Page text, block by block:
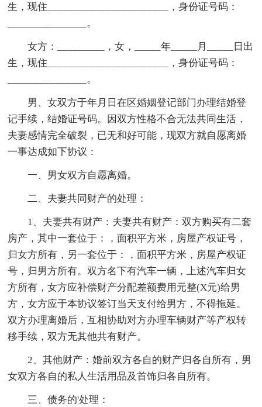
生，现住_______________________，身份证号码：
_______________。
女方：_________，女，_____年_____月_____日出
生，现住_______________________，身份证号码：
_______________。
男、女双方于年月日在区婚姻登记部门办理结婚登
记手续，结婚证号码。因双方性格不合无法共同生活，
夫妻感情完全破裂，已无和好可能，现双方就自愿离婚
一事达成如下协议：
一、男女双方自愿离婚。
二、夫妻共同财产的处理：
1、夫妻共有财产：夫妻共有财产：双方购买有二套
房产，其中一套位于：，面积平方米，房屋产权证号，
归女方所有，另一套位于：，面积平方米，房屋产权证
号，归男方所有。双方名下有汽车一辆，上述汽车归女
方所有，女方应补偿财产分配差额费用元整(X元)给男
方，女方应于本协议签订当天支付给男方，不得拖延。
双方办理离婚后，互相协助对方办理车辆财产等产权转
移手续，双方无其他共有财产。
2、其他财产：婚前双方各自的财产归各自所有，男
女双方各自的私人生活用品及首饰归各自所有。
三、债务的'处理：